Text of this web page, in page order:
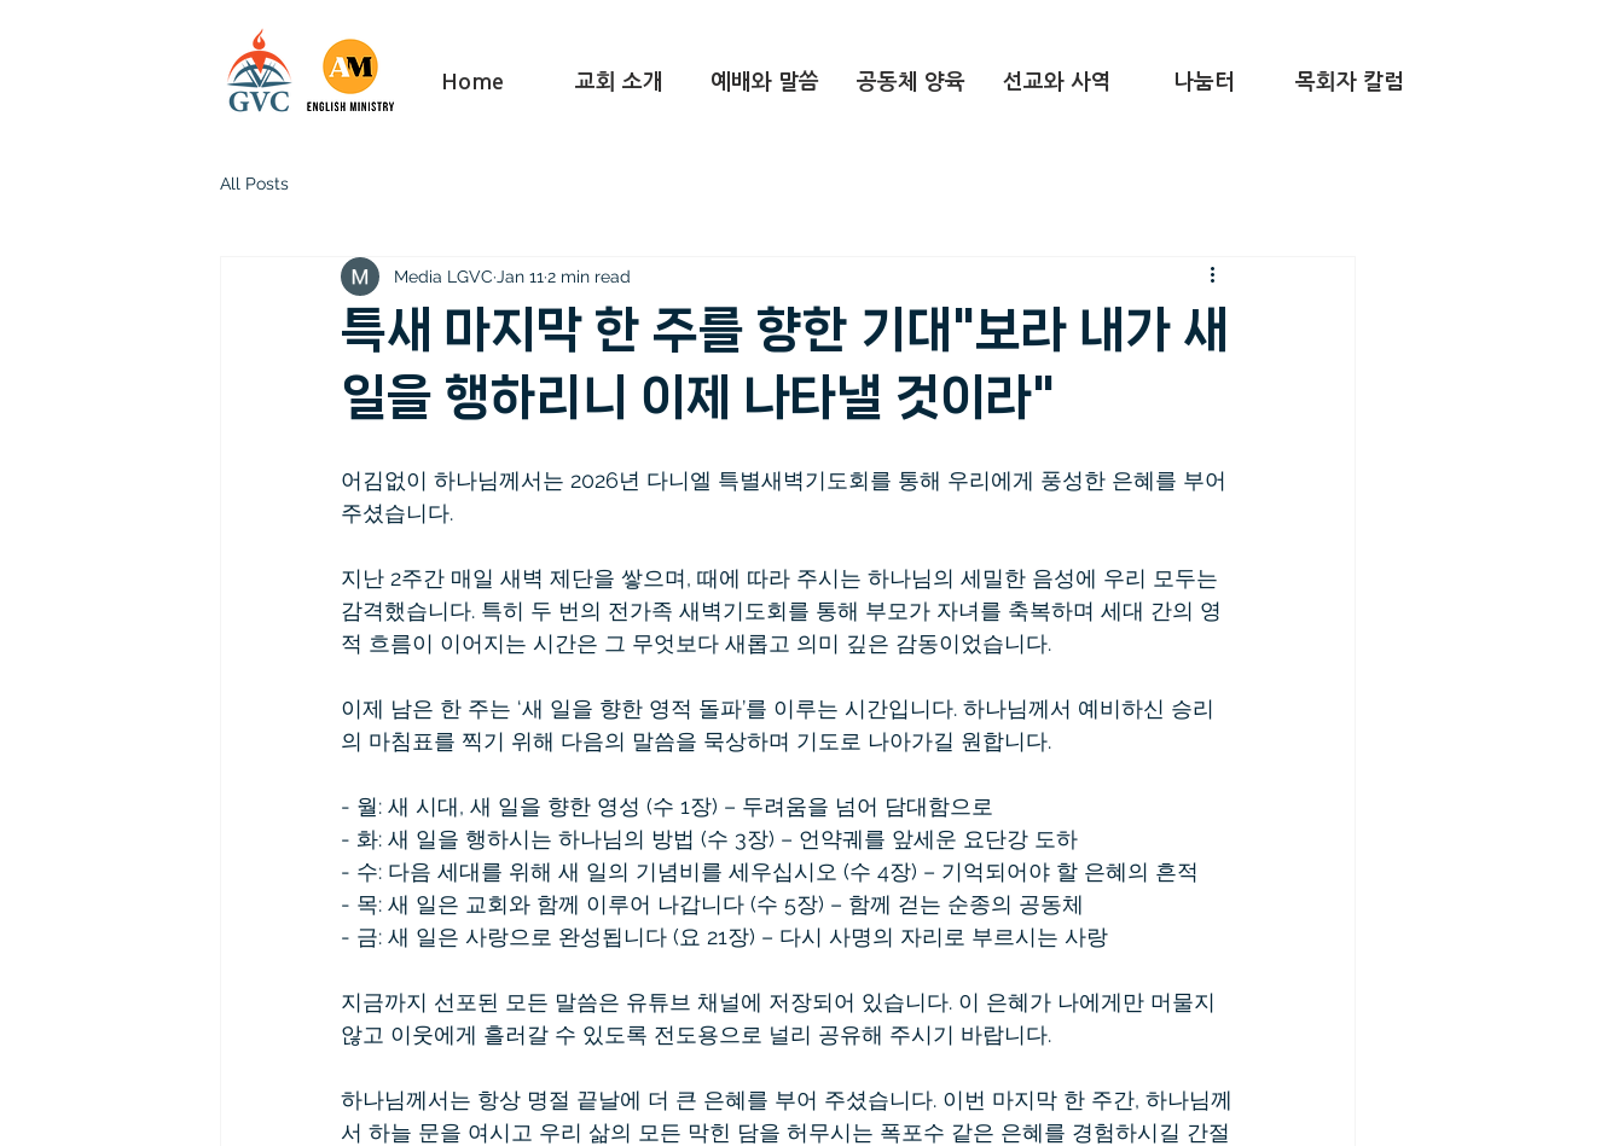
Home 교회 소개 예배와 말씀 공동체 양육 선교와 사역 나눔터 목회자 칼럼
All Posts
특새 마지막 한 주를 향한 기대"보라 내가 새
일을 행하리니 이제 나타낼 것이라"
Media LGVC Jan 11 2 min read
어김없이 하나님께서는 2026년 다니엘 특별새벽기도회를 통해 우리에게 풍성한 은혜를 부어
주셨습니다.
지난 2주간 매일 새벽 제단을 쌓으며, 때에 따라 주시는 하나님의 세밀한 음성에 우리 모두는
감격했습니다. 특히 두 번의 전가족 새벽기도회를 통해 부모가 자녀를 축복하며 세대 간의 영
적 흐름이 이어지는 시간은 그 무엇보다 새롭고 의미 깊은 감동이었습니다.
이제 남은 한 주는 ‘새 일을 향한 영적 돌파’를 이루는 시간입니다. 하나님께서 예비하신 승리
의 마침표를 찍기 위해 다음의 말씀을 묵상하며 기도로 나아가길 원합니다.
- 월: 새 시대, 새 일을 향한 영성 (수 1장) – 두려움을 넘어 담대함으로
- 화: 새 일을 행하시는 하나님의 방법 (수 3장) – 언약궤를 앞세운 요단강 도하
- 수: 다음 세대를 위해 새 일의 기념비를 세우십시오 (수 4장) – 기억되어야 할 은혜의 흔적
- 목: 새 일은 교회와 함께 이루어 나갑니다 (수 5장) – 함께 걷는 순종의 공동체
- 금: 새 일은 사랑으로 완성됩니다 (요 21장) – 다시 사명의 자리로 부르시는 사랑
지금까지 선포된 모든 말씀은 유튜브 채널에 저장되어 있습니다. 이 은혜가 나에게만 머물지
않고 이웃에게 흘러갈 수 있도록 전도용으로 널리 공유해 주시기 바랍니다.
하나님께서는 항상 명절 끝날에 더 큰 은혜를 부어 주셨습니다. 이번 마지막 한 주간, 하나님께
서 하늘 문을 여시고 우리 삶의 모든 막힌 담을 허무시는 폭포수 같은 은혜를 경험하시길 간절